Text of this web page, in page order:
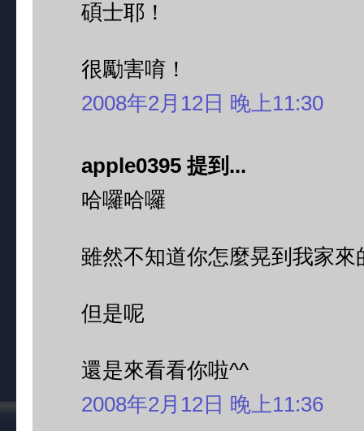
碩士耶！
很勵害唷！
2008年2月12日 晚上11:30
apple0395 提到...
哈囉哈囉
雖然不知道你怎麼晃到我家來
但是呢
還是來看看你啦^^
2008年2月12日 晚上11:36